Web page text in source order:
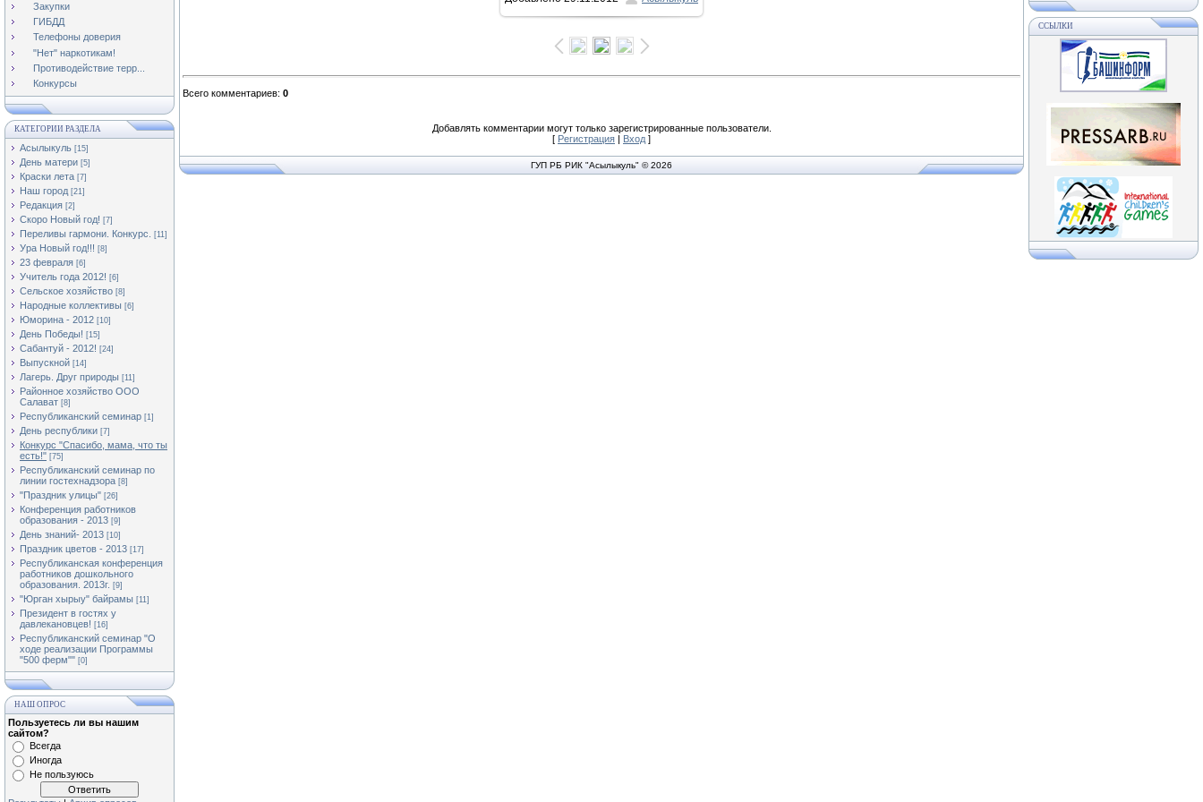
Закупки
ГИБДД
Телефоны доверия
"Нет" наркотикам!
Противодействие терр...
Конкурсы
КАТЕГОРИИ РАЗДЕЛА
Асылыкуль [15]
День матери [5]
Краски лета [7]
Наш город [21]
Редакция [2]
Скоро Новый год! [7]
Переливы гармони. Конкурс. [11]
Ура Новый год!!! [8]
23 февраля [6]
Учитель года 2012! [6]
Сельское хозяйство [8]
Народные коллективы [6]
Юморина - 2012 [10]
День Победы! [15]
Сабантуй - 2012! [24]
Выпускной [14]
Лагерь. Друг природы [11]
Районное хозяйство ООО
Салават [8]
Республиканский семинар [1]
День республики [7]
Конкурс "Спасибо, мама, что ты
есть!" [75]
Республиканский семинар по
линии гостехнадзора [8]
"Праздник улицы" [26]
Конференция работников
образования - 2013 [9]
День знаний- 2013 [10]
Праздник цветов - 2013 [17]
Республиканская конференция
работников дошкольного
образования. 2013г. [9]
"Юрган хырыу" байрамы [11]
Президент в гостях у
давлекановцев! [16]
Республиканский семинар "О
ходе реализации Программы
"500 ферм"" [0]
НАШ ОПРОС
Пользуетесь ли вы нашим
сайтом?
Всегда
Иногда
Не пользуюсь
1067x1600/ 149.0Kb
Всего комментариев: 0
Добавлять комментарии могут только зарегистрированные пользователи.
[ Регистрация | Вход ]
ГУП РБ РИК "Асылыкуль" © 2026
ССЫЛКИ